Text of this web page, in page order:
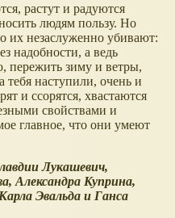
растут и радуются
людям пользу. Но
их незаслуженно убивают:
надобности, а ведь
пережить зиму и ветры,
тебя наступили, очень и
и ссорятся, хвастаются
свойствами и
главное, что они умеют
Лукашевич,
Александра Куприна,
Эвальда и Ганса